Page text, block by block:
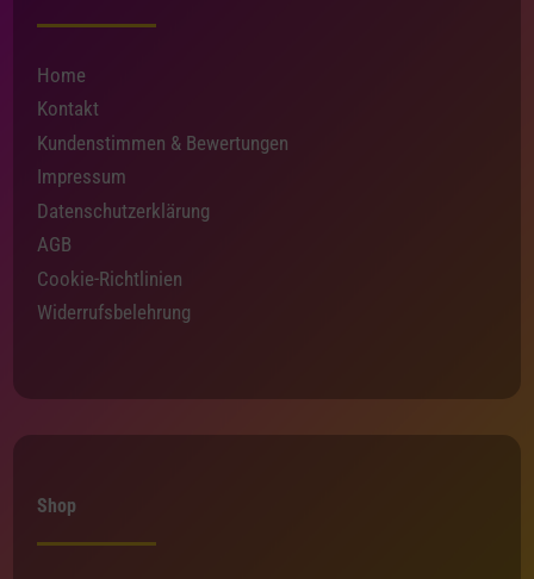
Home
Kontakt
Kundenstimmen & Bewertungen
Impressum
Datenschutzerklärung
AGB
Cookie-Richtlinien
Widerrufsbelehrung
Shop